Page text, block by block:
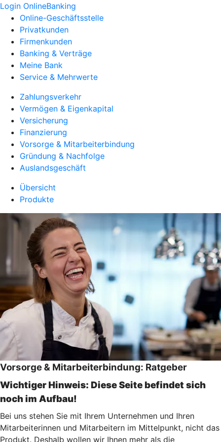
Login OnlineBanking
Online-Geschäftsstelle
Privatkunden
Firmenkunden
Banking & Verträge
Meine Bank
Service & Mehrwerte
Zahlungsverkehr
Vermögen & Eigenkapital
Versicherung
Finanzierung
Vorsorge & Mitarbeiterbindung
Gründung & Nachfolge
Auslandsgeschäft
Übersicht
Produkte
Vorsorge & Mitarbeiterbindung: Ratgeber
Wichtiger Hinweis: Diese Seite befindet sich
noch im Aufbau!
Bei uns stehen Sie mit Ihrem Unternehmen und Ihren
Mitarbeiterinnen und Mitarbeitern im Mittelpunkt, nicht das
Produkt. Deshalb wollen wir Ihnen mehr als die